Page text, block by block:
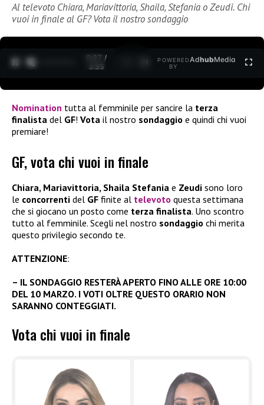
Al televoto Chiara, Mariavittoria, Shaila, Stefania o Zeudi. Chi
vuoi in finale al GF? Vota il nostro sondaggio
0:27 /
3:35
POWERED
BY
AdhubMedia
Nomination tutta al femminile per sancire la terza
finalista del GF! Vota il nostro sondaggio e quindi chi vuoi
premiare!
GF, vota chi vuoi in finale
Chiara, Mariavittoria, Shaila Stefania e Zeudi sono loro
le concorrenti del GF finite al televoto questa settimana
che si giocano un posto come terza finalista. Uno scontro
tutto al femminile. Scegli nel nostro sondaggio chi merita
questo privilegio secondo te.
ATTENZIONE:
– IL SONDAGGIO RESTERÀ APERTO FINO ALLE ORE 10:00
DEL 10 MARZO. I VOTI OLTRE QUESTO ORARIO NON
SARANNO CONTEGGIATI.
Vota chi vuoi in finale